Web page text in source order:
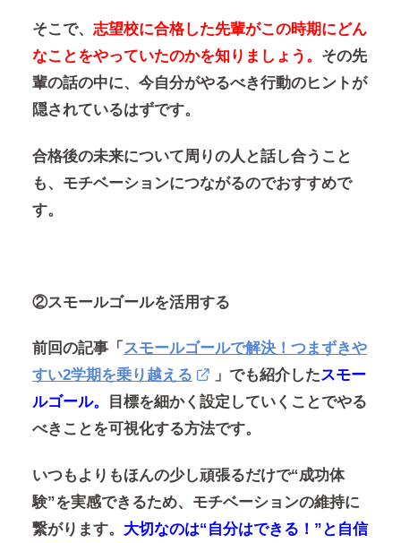
そこで、 志望校に合格した先輩がこの時期にどん
なことをやっていたのかを知りましょう。 その先
輩の話の中に、今自分がやるべき行動のヒントが
隠されているはずです。
合格後の未来について周りの人と話し合うこと
も、モチベーションにつながるのでおすすめで
す。
②スモールゴールを活用する
前回の記事「 スモールゴールで解決！つまずきや
すい2学期を乗り越える
」でも紹介したスモー
ルゴール。
目標を細かく設定していくことでやる
べきことを可視化する方法です。
いつもよりもほんの少し頑張るだけで“成功体
験”を実感できるため、モチベーションの維持に
繋がります。 大切なのは“自分はできる！”と自信